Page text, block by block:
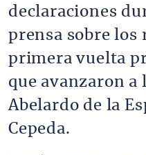
declaraciones
prensa sobre los
primera vuelta
que avanzaron a
Abelardo de la
Cepeda.